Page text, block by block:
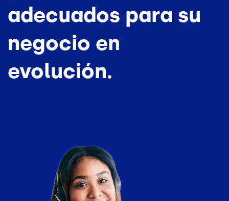
adecuados para su
negocio en
evolución.